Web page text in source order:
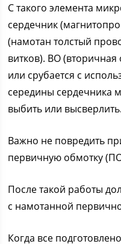
С такого элемента
сердечник
(намотан толстый
витков). ВО (вторичная
или срубается с
середины сердечника
выбить или высверлить.
Важно не повредить
первичную обмотку
После такой работы
с намотанной
Когда все